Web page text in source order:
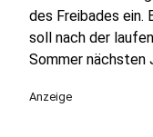
des Freibades ein.
soll nach der
Sommer nächsten
Anzeige